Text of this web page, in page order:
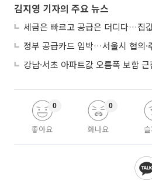
김지영 기자의 주요 뉴스
세금은 빠르고 공급은 더디다…집
좋아요
0
화나요
0